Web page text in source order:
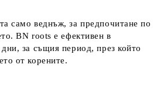
само веднъж,за предпочитане по
BN roots е ефективен в
за същия период, през който
от корените.